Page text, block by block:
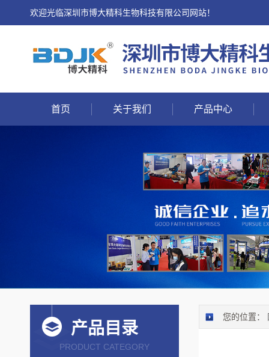
欢迎光临深圳市博大精科生物科技有限公司网站！
首页 关于我们 产品中心
产品目录
PRODUCT CATEGORY
您的位置：